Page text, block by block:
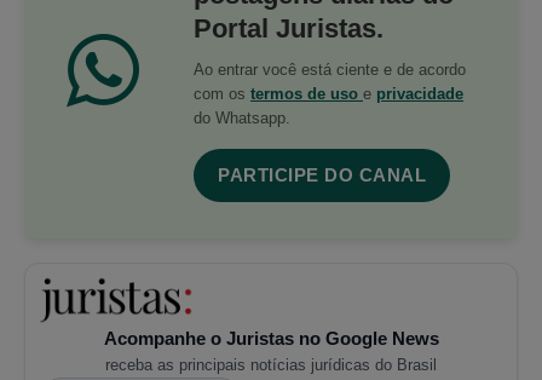
Portal Juristas.
Ao entrar você está ciente e de acordo
com os termos de uso e privacidade
do Whatsapp.
PARTICIPE DO CANAL
Acompanhe o Juristas no Google News
receba as principais notícias jurídicas do Brasil